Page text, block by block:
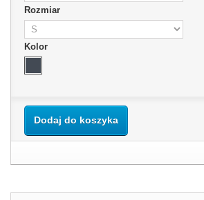
Rozmiar
Kolor
Dodaj do koszyka